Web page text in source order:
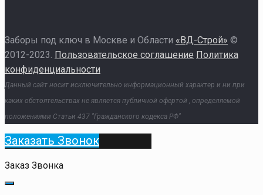
Заборы под ключ в Москве и Области «ВД-Строй» ©
2012-2023. Пользовательское соглашение Политика
конфиденциальности
Данный сайт носит исключительно информационный характер и ни при
каких обстоятельствах не является публичной офертой , определяемой
положениями Статьи 437 "Гражданского кодекса РФ"
Заказать Звонок
Заказ Звонка